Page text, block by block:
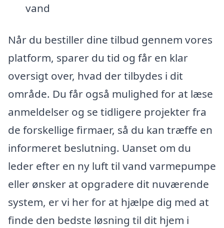
vand
Når du bestiller dine tilbud gennem vores
platform, sparer du tid og får en klar
oversigt over, hvad der tilbydes i dit
område. Du får også mulighed for at læse
anmeldelser og se tidligere projekter fra
de forskellige firmaer, så du kan træffe en
informeret beslutning. Uanset om du
leder efter en ny luft til vand varmepumpe
eller ønsker at opgradere dit nuværende
system, er vi her for at hjælpe dig med at
finde den bedste løsning til dit hjem i